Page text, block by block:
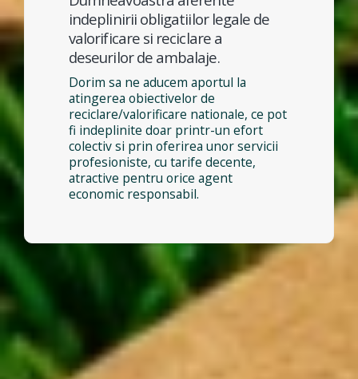
indeplinirii obligatiilor legale de
valorificare si reciclare a
deseurilor de ambalaje.
Dorim sa ne aducem aportul la
atingerea obiectivelor de
reciclare/valorificare nationale, ce pot
fi indeplinite doar printr-un efort
colectiv si prin oferirea unor servicii
profesioniste, cu tarife decente,
atractive pentru orice agent
economic responsabil.